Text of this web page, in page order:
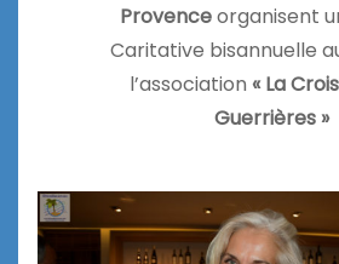
Provenceorganisent
Caritative bisannuelle
l’association « La
Guerrières »